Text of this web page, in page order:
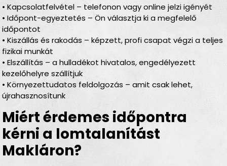
• Kapcsolatfelvétel – telefonon vagy online jelzi igényét
• Időpont-egyeztetés – Ön választja ki a megfelelő
időpontot
• Kiszállás és rakodás – képzett, profi csapat végzi a teljes
fizikai munkát
• Elszállítás – a hulladékot hivatalos, engedélyezett
kezelőhelyre szállítjuk
• Környezettudatos feldolgozás – amit csak lehet,
újrahasznosítunk
Miért érdemes időpontra
kérni a lomtalanítást
Makláron?